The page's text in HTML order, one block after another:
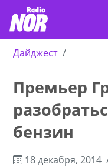
Дайджест
Премьер
бензин
18 декабря, 2014